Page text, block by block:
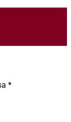
*Povinné